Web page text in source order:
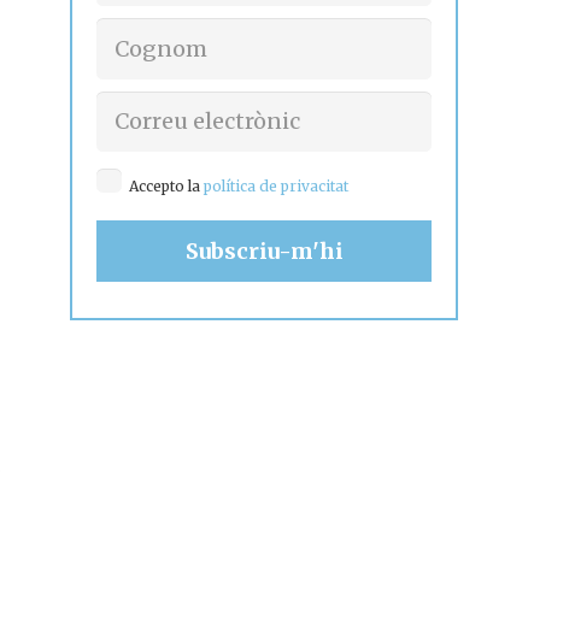
Accepto lapolítica de privacitat